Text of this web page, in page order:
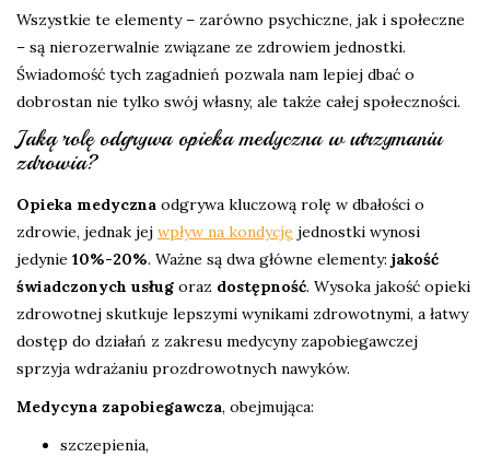
Wszystkie te elementy – zarówno psychiczne, jak i społeczne
– są nierozerwalnie związane ze zdrowiem jednostki.
Świadomość tych zagadnień pozwala nam lepiej dbać o
dobrostan nie tylko swój własny, ale także całej społeczności.
Jaką rolę odgrywa opieka medyczna w utrzymaniu
zdrowia?
Opieka medyczna odgrywa kluczową rolę w dbałości o
zdrowie, jednak jej wpływ na kondycję jednostki wynosi
jedynie 10%-20%. Ważne są dwa główne elementy: jakość
świadczonych usług oraz dostępność. Wysoka jakość opieki
zdrowotnej skutkuje lepszymi wynikami zdrowotnymi, a łatwy
dostęp do działań z zakresu medycyny zapobiegawczej
sprzyja wdrażaniu prozdrowotnych nawyków.
Medycyna zapobiegawcza, obejmująca:
szczepienia,